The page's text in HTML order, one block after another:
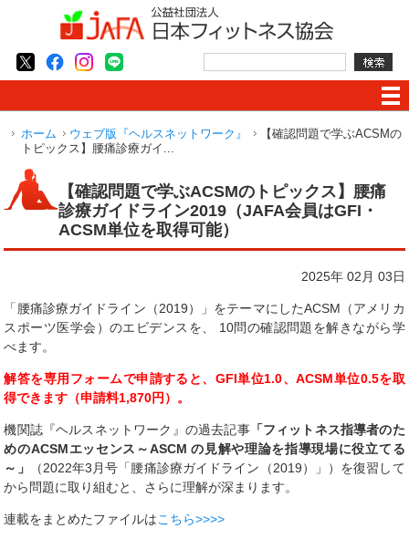
ホーム ウェブ版『ヘルスネットワーク』
【確認問題で学ぶACSMの
トピックス】腰痛診療ガイ...
【確認問題で学ぶACSMのトピックス】腰痛
診療ガイドライン2019（JAFA会員はGFI・
ACSM単位を取得可能）
2025年 02月 03日
「腰痛診療ガイドライン（2019）」をテーマにしたACSM（アメリカ
スポーツ医学会）のエビデンスを、 10問の確認問題を解きながら学
べます。
解答を専用フォームで申請すると、GFI単位1.0、ACSM単位0.5を取
得できます（申請料1,870円）。
機関誌『ヘルスネットワーク』の過去記事「フィットネス指導者のた
めのACSMエッセンス～ASCM の見解や理論を指導現場に役立てる
～」
（2022年3月号「腰痛診療ガイドライン（2019）」）を復習して
から問題に取り組むと、さらに理解が深まります。
連載をまとめたファイルはこちら>>>>